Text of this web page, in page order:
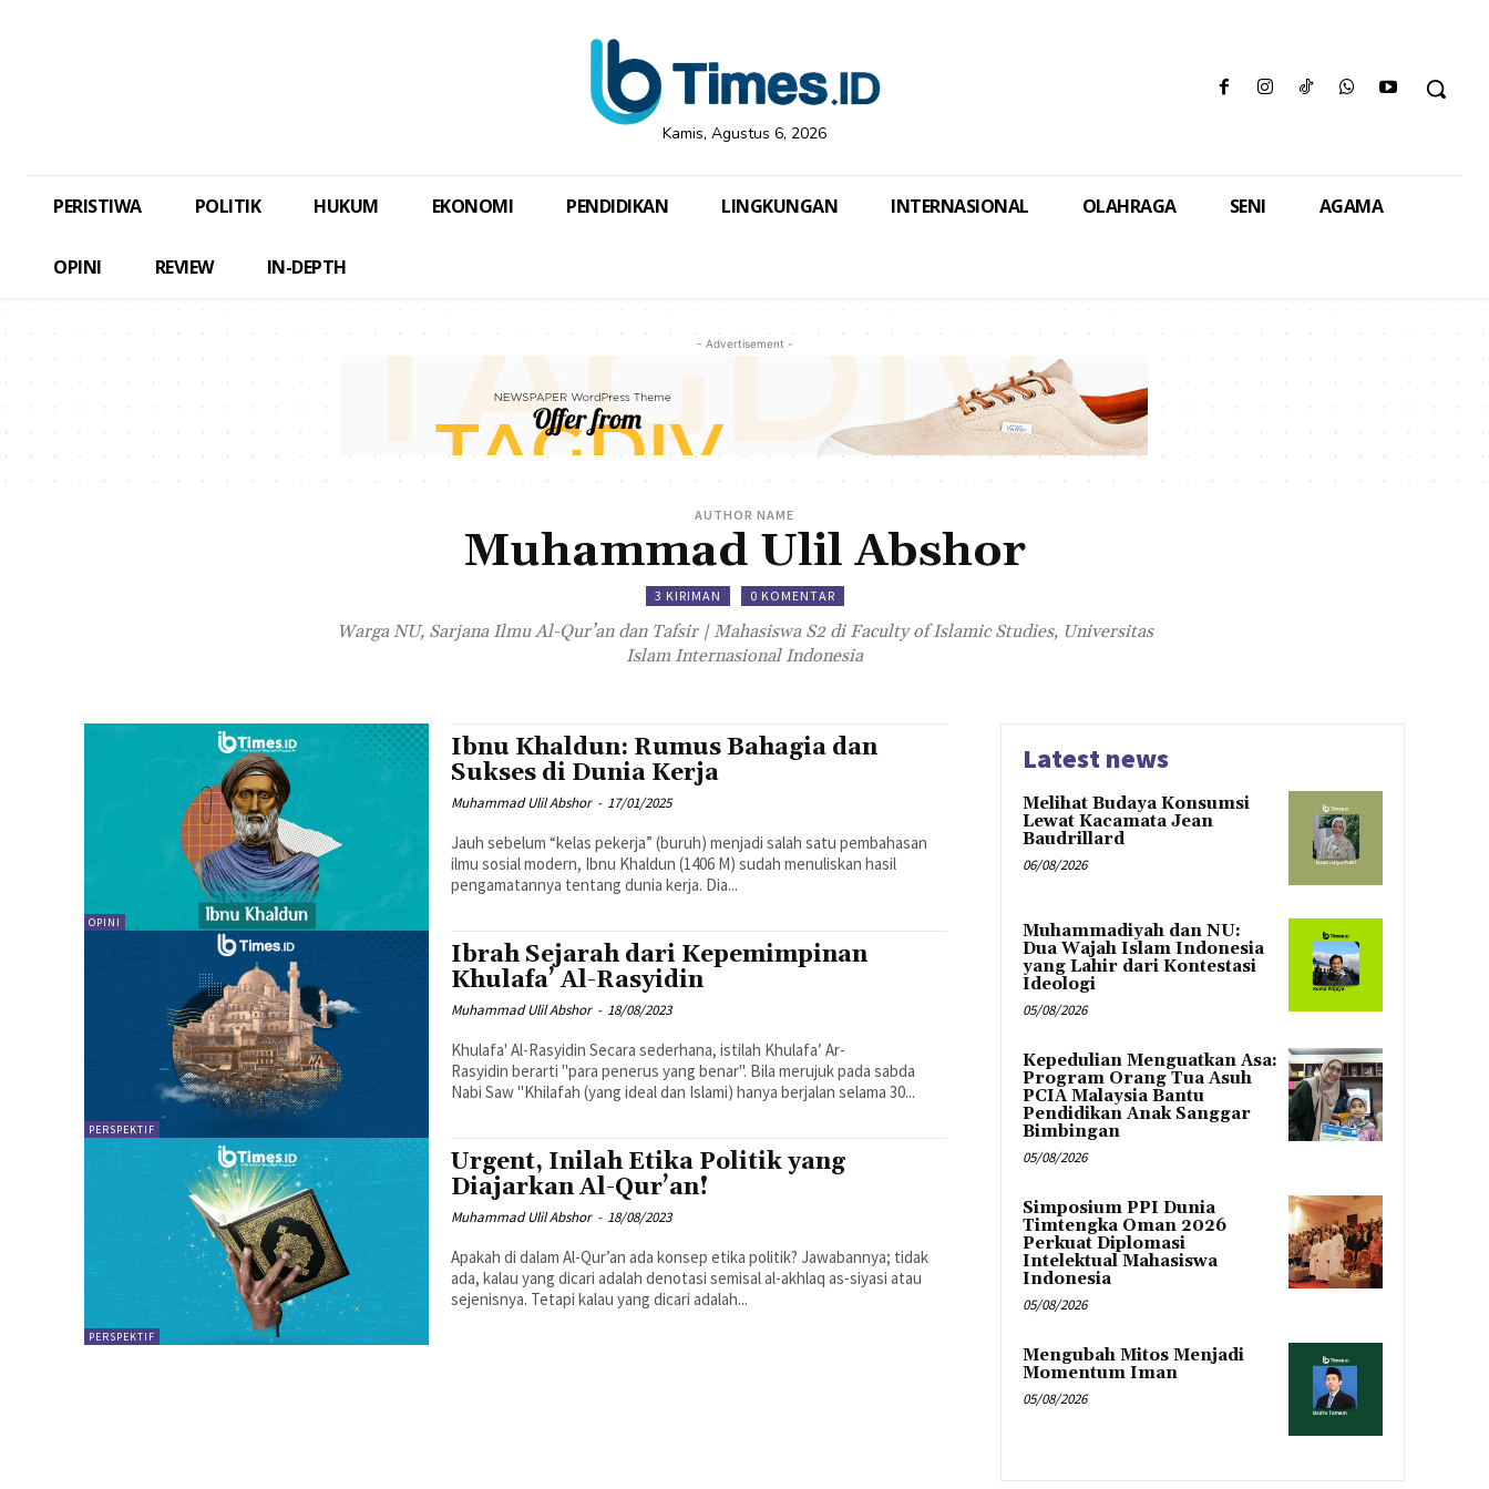
Kamis, Agustus 6, 2026
PERISTIWA POLITIK HUKUM EKONOMI PENDIDIKAN LINGKUNGAN INTERNASIONAL OLAHRAGA SENI AGAMA
OPINI REVIEW IN-DEPTH
- Advertisement -
AUTHOR NAME
Muhammad Ulil Abshor
3 KIRIMAN 0 KOMENTAR
Warga NU, Sarjana Ilmu Al-Qur’an dan Tafsir | Mahasiswa S2 di Faculty of Islamic Studies, Universitas
Islam Internasional Indonesia
OPINI
Ibnu Khaldun: Rumus Bahagia dan
Sukses di Dunia Kerja
Muhammad Ulil Abshor - 17/01/2025
Jauh sebelum “kelas pekerja” (buruh) menjadi salah satu pembahasan
ilmu sosial modern, Ibnu Khaldun (1406 M) sudah menuliskan hasil
pengamatannya tentang dunia kerja. Dia...
PERSPEKTIF
Ibrah Sejarah dari Kepemimpinan
Khulafa’ Al-Rasyidin
Muhammad Ulil Abshor - 18/08/2023
Khulafa' Al-Rasyidin Secara sederhana, istilah Khulafa’ Ar-
Rasyidin berarti "para penerus yang benar". Bila merujuk pada sabda
Nabi Saw "Khilafah (yang ideal dan Islami) hanya berjalan selama 30...
PERSPEKTIF
Urgent, Inilah Etika Politik yang
Diajarkan Al-Qur’an!
Muhammad Ulil Abshor - 18/08/2023
Apakah di dalam Al-Qur’an ada konsep etika politik? Jawabannya; tidak
ada, kalau yang dicari adalah denotasi semisal al-akhlaq as-siyasi atau
sejenisnya. Tetapi kalau yang dicari adalah...
Latest news
Melihat Budaya Konsumsi
Lewat Kacamata Jean
Baudrillard
06/08/2026
Muhammadiyah dan NU:
Dua Wajah Islam Indonesia
yang Lahir dari Kontestasi
Ideologi
05/08/2026
Kepedulian Menguatkan Asa:
Program Orang Tua Asuh
PCIA Malaysia Bantu
Pendidikan Anak Sanggar
Bimbingan
05/08/2026
Simposium PPI Dunia
Timtengka Oman 2026
Perkuat Diplomasi
Intelektual Mahasiswa
Indonesia
05/08/2026
Mengubah Mitos Menjadi
Momentum Iman
05/08/2026